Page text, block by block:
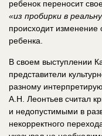
ребенок переносит
«из пробирки в
происходит изменение
ребенка.
В своем выступлении
представители
разному
А.Н. Леонтьев считал
и недопустимыми в
некорректного